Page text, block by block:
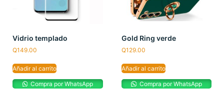
Vidrio templado
Q149.00
Añadir al carrito
Compra por WhatsApp
Gold Ring verde
Q129.00
Añadir al carrito
Compra por WhatsApp